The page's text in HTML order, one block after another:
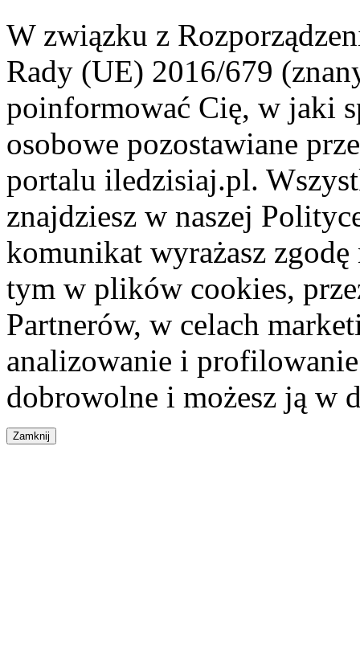
W związku z
Rady (UE) 2016/679
poinformować Cię, w jaki
osobowe pozostawiane
portalu iledzisiaj.pl.
znajdziesz w naszej
komunikat wyrażasz
tym w plików cookies,
Partnerów, w celach
analizowanie i
dobrowolne i możesz ją w